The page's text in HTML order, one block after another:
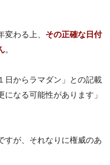
わる上、 その正確な日付
。
日からラマダン」との記載
なる可能性があります」
すが、それなりに権威のあ